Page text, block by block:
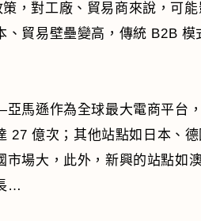
，對工廠、貿易商來說，可能
、貿易壁壘變高，傳統 B2B 模
馬遜作為全球最大電商平台
27 億次；其他站點如日本、
市場大，此外，新興的站點如
…